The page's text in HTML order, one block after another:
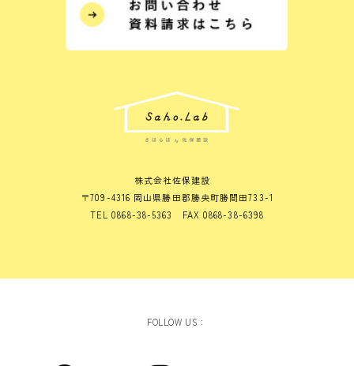
株式会社佐保建設
〒709-4316 岡山県勝田郡勝央町勝間田733-1
TEL 0868-38-5363 FAX 0868-38-6398
FOLLOW US：